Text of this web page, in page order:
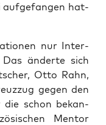
aufge­fan­gen hat­
nur Inter­
Das änderte sich
Otto Rahn,
gegen den
die schon bekan­
Men­tor